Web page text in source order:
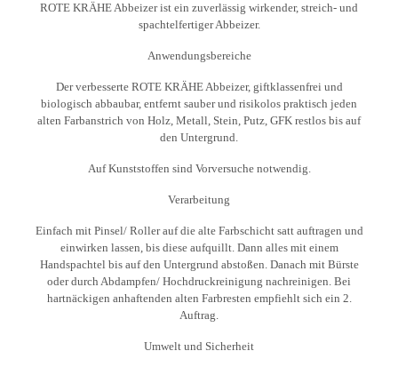
ROTE KRÄHE Abbeizer ist ein zuverlässig wirkender, streich- und
spachtelfertiger Abbeizer.
Anwendungsbereiche
Der verbesserte ROTE KRÄHE Abbeizer, giftklassenfrei und
biologisch abbaubar, entfernt sauber und risikolos praktisch jeden
alten Farbanstrich von Holz, Metall, Stein, Putz, GFK restlos bis auf
den Untergrund.
Auf Kunststoffen sind Vorversuche notwendig.
Verarbeitung
Einfach mit Pinsel/ Roller auf die alte Farbschicht satt auftragen und
einwirken lassen, bis diese aufquillt. Dann alles mit einem
Handspachtel bis auf den Untergrund abstoßen. Danach mit Bürste
oder durch Abdampfen/ Hochdruckreinigung nachreinigen. Bei
hartnäckigen anhaftenden alten Farbresten empfiehlt sich ein 2.
Auftrag.
Umwelt und Sicherheit